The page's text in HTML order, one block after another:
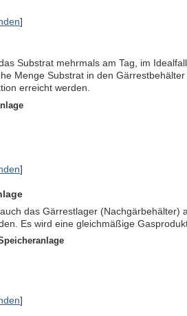
]
Substrat mehrmals am Tag, im
Menge Substrat in den
erreicht werden.
]
das Gärrestlager
Es wird eine gleichmäßige
]